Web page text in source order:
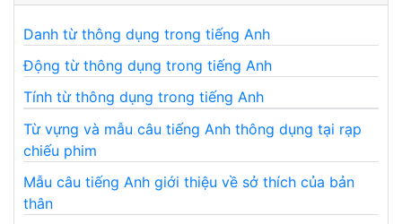
Danh từ thông dụng trong tiếng Anh
Động từ thông dụng trong tiếng Anh
Tính từ thông dụng trong tiếng Anh
Từ vựng và mẫu câu tiếng Anh thông dụng tại rạp
chiếu phim
Mẫu câu tiếng Anh giới thiệu về sở thích của bản
thân